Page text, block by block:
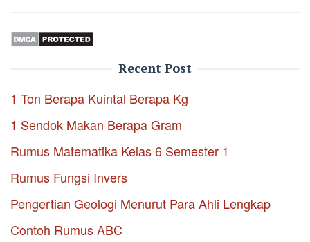
Recent Post
1 Ton Berapa Kuintal Berapa Kg
1 Sendok Makan Berapa Gram
Rumus Matematika Kelas 6 Semester 1
Rumus Fungsi Invers
Pengertian Geologi Menurut Para Ahli Lengkap
Contoh Rumus ABC